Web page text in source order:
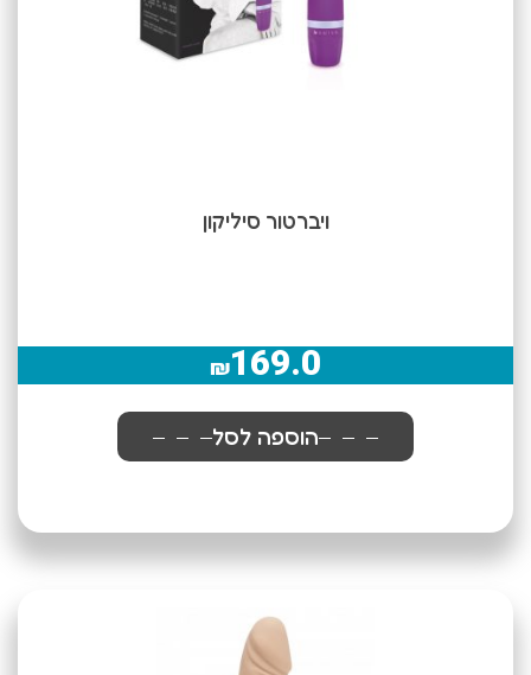
ויברטור סיליקון
₪169.0
הוספה לסל